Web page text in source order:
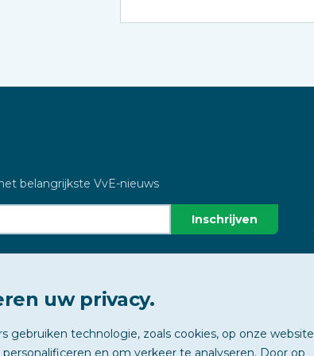
belangrijkste VvE-nieuws
uw privacy.
gebruiken technologie, zoals cookies, op onze website
en om verkeer te analyseren. Door op